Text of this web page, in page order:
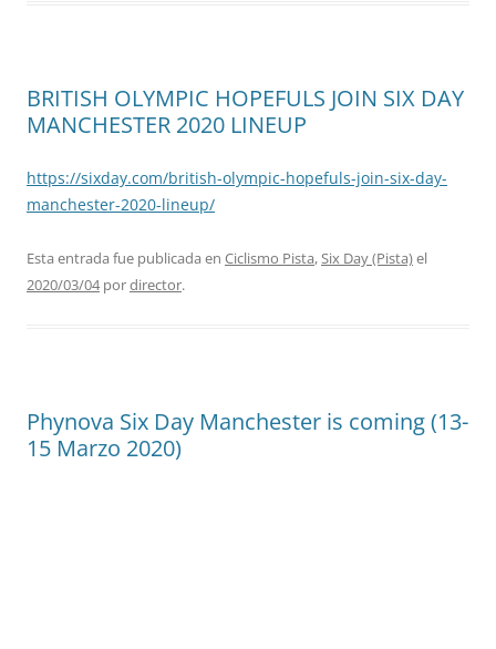
BRITISH OLYMPIC HOPEFULS JOIN SIX DAY
MANCHESTER 2020 LINEUP
https://sixday.com/british-olympic-hopefuls-join-six-day-
manchester-2020-lineup/
Esta entrada fue publicada en Ciclismo Pista,Six Day (Pista)el
2020/03/04pordirector.
Phynova Six Day Manchester is coming (13-
15 Marzo 2020)